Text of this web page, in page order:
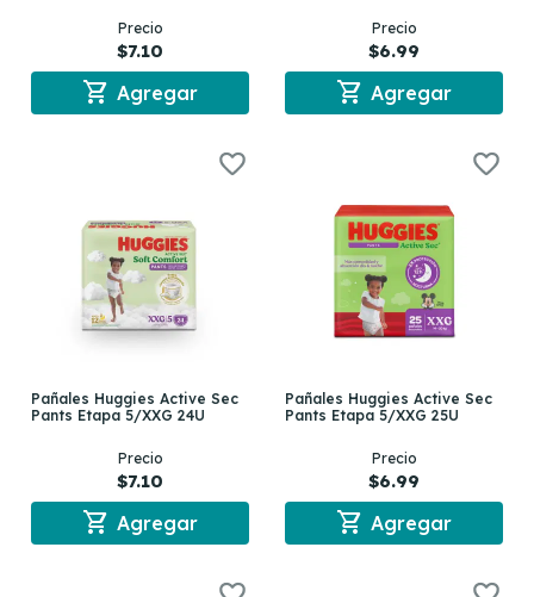
Precio
$7.10
shopping_cart Agregar
Precio
$6.99
shopping_cart Agregar
Pañales Huggies Active Sec
Pants Etapa 5/XXG 24U
Precio
$7.10
shopping_cart Agregar
Pañales Huggies Active Sec
Pants Etapa 5/XXG 25U
Precio
$6.99
shopping_cart Agregar